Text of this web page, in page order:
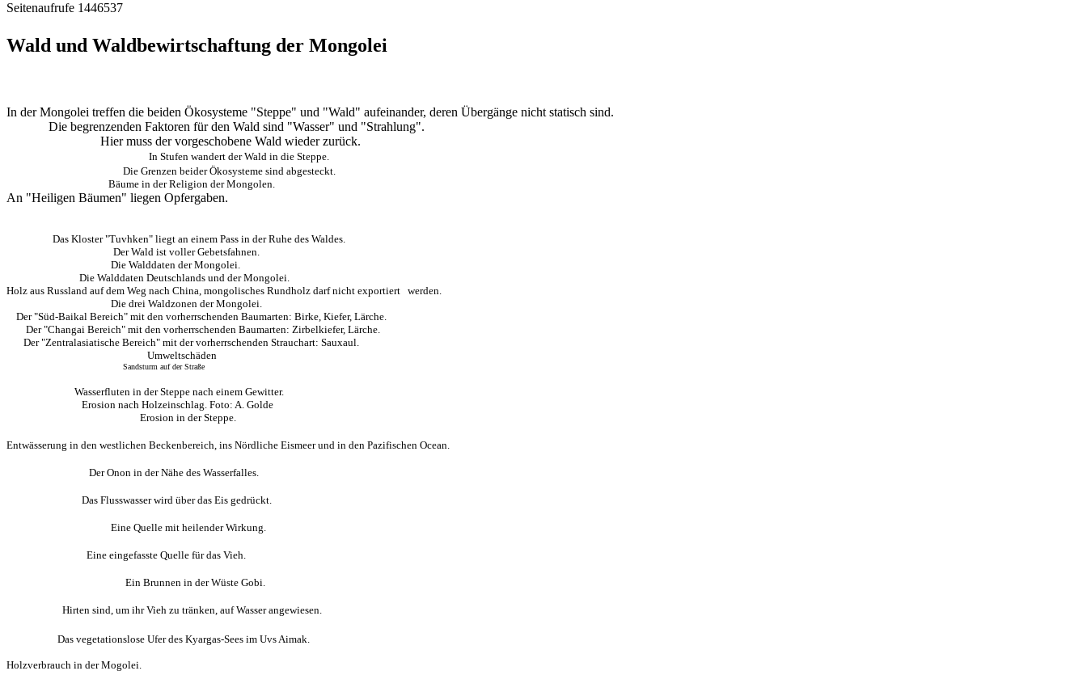
Seitenaufrufe 1446537
Wald und Waldbewirtschaftung der Mongolei
In der Mongolei treffen die beiden Ökosysteme "Steppe" und "Wald" aufeinander, deren Übergänge nicht statisch sind.
Die begrenzenden Faktoren für den Wald sind "Wasser" und "Strahlung".
Hier muss der vorgeschobene Wald wieder zurück.
In Stufen wandert der Wald in die Steppe.
Die Grenzen beider Ökosysteme sind abgesteckt.
Bäume in der Religion der Mongolen.
An "Heiligen Bäumen" liegen Opfergaben.
Das Kloster "Tuvhken" liegt an einem Pass in der Ruhe des Waldes.
Der Wald ist voller Gebetsfahnen.
Die Walddaten der Mongolei.
Die Walddaten Deutschlands und der Mongolei.
Holz aus Russland auf dem Weg nach China, mongolisches Rundholz darf nicht exportiert werden.
Die drei Waldzonen der Mongolei.
Der "Süd-Baikal Bereich" mit den vorherrschenden Baumarten: Birke, Kiefer, Lärche.
Der "Changai Bereich" mit den vorherrschenden Baumarten: Zirbelkiefer, Lärche.
Der "Zentralasiatische Bereich" mit der vorherrschenden Strauchart: Sauxaul.
Umweltschäden
Sandsturm auf der Straße
Wasserfluten in der Steppe nach einem Gewitter.
Erosion nach Holzeinschlag. Foto: A. Golde
Erosion in der Steppe.
Entwässerung in den westlichen Beckenbereich, ins Nördliche Eismeer und in den Pazifischen Ocean.
Der Onon in der Nähe des Wasserfalles.
Das Flusswasser wird über das Eis gedrückt.
Eine Quelle mit heilender Wirkung.
Eine eingefasste Quelle für das Vieh.
Ein Brunnen in der Wüste Gobi.
Hirten sind, um ihr Vieh zu tränken, auf Wasser angewiesen.
Das vegetationslose Ufer des Kyargas-Sees im Uvs Aimak.
Holzverbrauch in der Mogolei.